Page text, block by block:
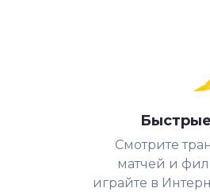
Смотрите
матчей и
играйте в